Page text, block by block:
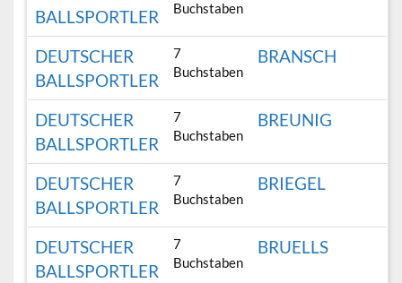
BALLSPORTLER
Buchstaben
DEUTSCHER
BALLSPORTLER
7
Buchstaben
BRANSCH
DEUTSCHER
BALLSPORTLER
7
Buchstaben
BREUNIG
DEUTSCHER
BALLSPORTLER
7
Buchstaben
BRIEGEL
DEUTSCHER
BALLSPORTLER
7
Buchstaben
BRUELLS